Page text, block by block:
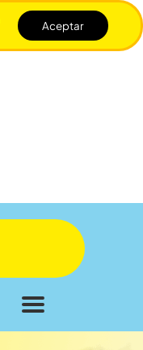
Cerrar
Aceptar